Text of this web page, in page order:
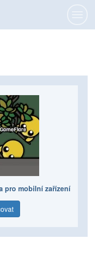
pro mobilní zařízení